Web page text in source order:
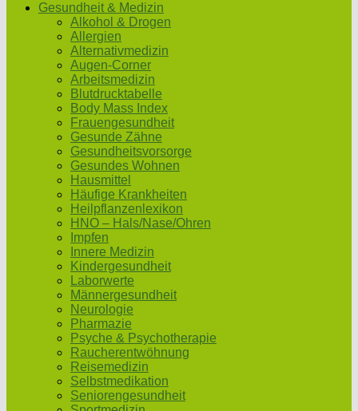
Gesundheit & Medizin
Alkohol & Drogen
Allergien
Alternativmedizin
Augen-Corner
Arbeitsmedizin
Blutdrucktabelle
Body Mass Index
Frauengesundheit
Gesunde Zähne
Gesundheitsvorsorge
Gesundes Wohnen
Hausmittel
Häufige Krankheiten
Heilpflanzenlexikon
HNO – Hals/Nase/Ohren
Impfen
Innere Medizin
Kindergesundheit
Laborwerte
Männergesundheit
Neurologie
Pharmazie
Psyche & Psychotherapie
Raucherentwöhnung
Reisemedizin
Selbstmedikation
Seniorengesundheit